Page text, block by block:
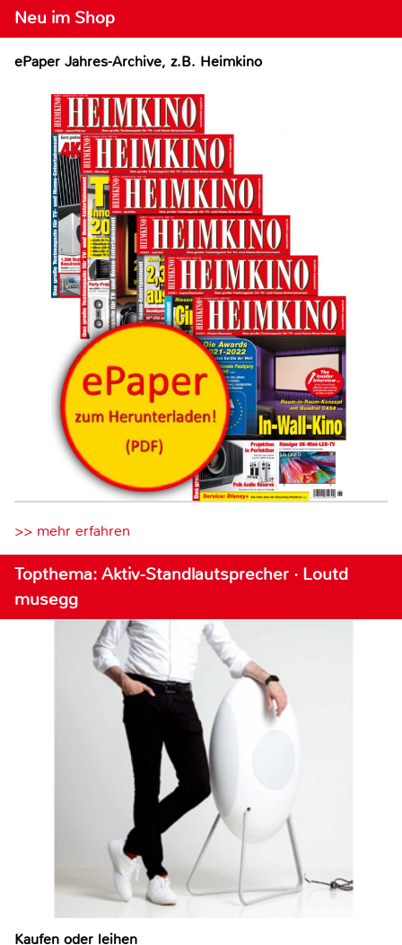
Neu im Shop
ePaper Jahres-Archive, z.B. Heimkino
>> mehr erfahren
Topthema: Aktiv-Standlautsprecher · Loutd
musegg
Kaufen oder leihen